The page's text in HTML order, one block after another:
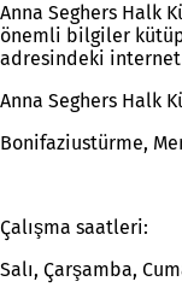
Anna Seghers Halk
önemli bilgiler
adresindeki
Anna Seghers Halk
Bonifaziustürme,
Çalışma saatleri:
Salı, Çarşamba,